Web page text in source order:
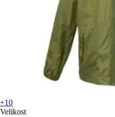
+10
Velikost